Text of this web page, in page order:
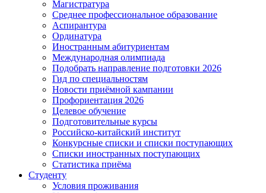
Магистратура
Среднее профессиональное образование
Аспирантура
Ординатура
Иностранным абитуриентам
Международная олимпиада
Подобрать направление подготовки 2026
Гид по специальностям
Новости приёмной кампании
Профориентация 2026
Целевое обучение
Подготовительные курсы
Российско-китайский институт
Конкурсные списки и списки поступающих
Списки иностранных поступающих
Статистика приёма
Студенту
Условия проживания